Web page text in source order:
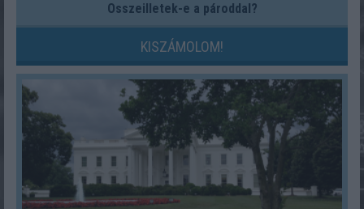
Összeilletek-e a pároddal?
KISZÁMOLOM!